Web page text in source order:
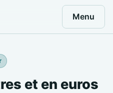
Menu
et en euros